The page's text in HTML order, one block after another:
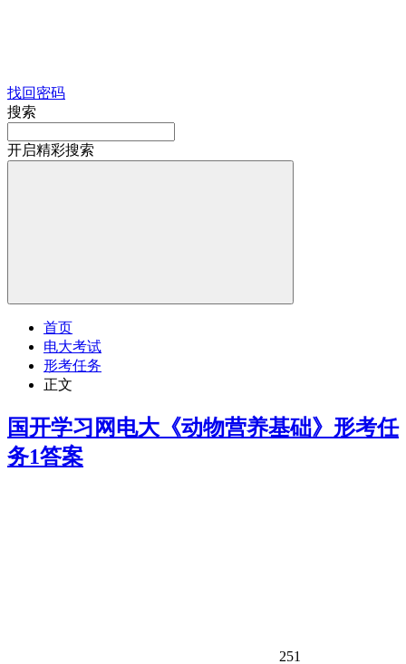
找回密码
搜索
开启精彩搜索
首页
电大考试
形考任务
正文
国开学习网电大《动物营养基础》形考任
务1答案
251